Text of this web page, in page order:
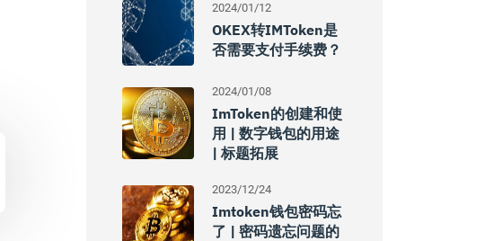
2024/01/12
OKEX转IMToken是
否需要支付手续费？
2024/01/08
ImToken的创建和使
用 | 数字钱包的用途
| 标题拓展
2023/12/24
Imtoken钱包密码忘
了 | 密码遗忘问题的